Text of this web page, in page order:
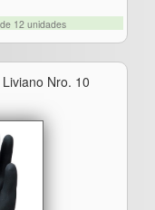
12 unidades
Nro. 10